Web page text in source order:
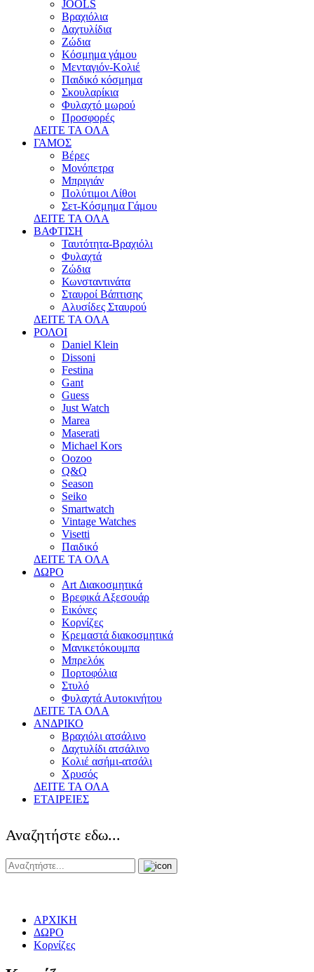
JOOLS
Βραχιόλια
Δαχτυλίδια
Ζώδια
Κόσμημα γάμου
Μενταγιόν-Κολιέ
Παιδικό κόσμημα
Σκουλαρίκια
Φυλαχτό μωρού
Προσφορές
ΔΕΙΤΕ ΤΑ ΟΛΑ
ΓΑΜΟΣ
Βέρες
Μονόπετρα
Μπριγιάν
Πολύτιμοι Λίθοι
Σετ-Κόσμημα Γάμου
ΔΕΙΤΕ ΤΑ ΟΛΑ
ΒΑΦΤΙΣΗ
Ταυτότητα-Βραχιόλι
Φυλαχτά
Ζώδια
Κωνσταντινάτα
Σταυροί Βάπτισης
Αλυσίδες Σταυρού
ΔΕΙΤΕ ΤΑ ΟΛΑ
ΡΟΛΟΙ
Daniel Klein
Dissoni
Festina
Gant
Guess
Just Watch
Marea
Maserati
Michael Kors
Oozoo
Q&Q
Season
Seiko
Smartwatch
Vintage Watches
Visetti
Παιδικό
ΔΕΙΤΕ ΤΑ ΟΛΑ
ΔΩΡΟ
Art Διακοσμητικά
Βρεφικά Αξεσουάρ
Εικόνες
Κορνίζες
Κρεμαστά διακοσμητικά
Μανικετόκουμπα
Μπρελόκ
Πορτοφόλια
Στυλό
Φυλαχτά Αυτοκινήτου
ΔΕΙΤΕ ΤΑ ΟΛΑ
ΑΝΔΡΙΚΟ
Βραχιόλι ατσάλινο
Δαχτυλίδι ατσάλινο
Κολιέ ασήμι-ατσάλι
Χρυσός
ΔΕΙΤΕ ΤΑ ΟΛΑ
ΕΤΑΙΡΕΙΕΣ
Αναζητήστε εδω...
ΑΡΧΙΚΗ
ΔΩΡΟ
Κορνίζες